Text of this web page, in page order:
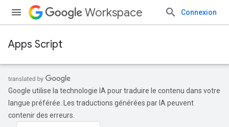
Workspace Connexion
Apps Script
Google utilise la technologie IA pour traduire le contenu dans votre
langue préférée. Les traductions générées par IA peuvent
contenir des erreurs.